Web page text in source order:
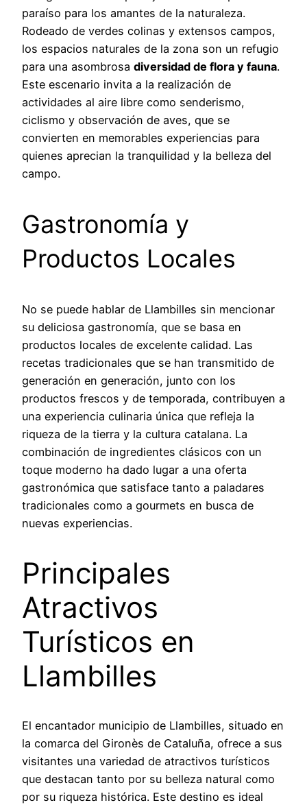
paraíso para los amantes de la naturaleza.
Rodeado de verdes colinas y extensos campos,
los espacios naturales de la zona son un refugio
para una asombrosa diversidad de flora y fauna.
Este escenario invita a la realización de
actividades al aire libre como senderismo,
ciclismo y observación de aves, que se
convierten en memorables experiencias para
quienes aprecian la tranquilidad y la belleza del
campo.
Gastronomía y
Productos Locales
No se puede hablar de Llambilles sin mencionar
su deliciosa gastronomía, que se basa en
productos locales de excelente calidad. Las
recetas tradicionales que se han transmitido de
generación en generación, junto con los
productos frescos y de temporada, contribuyen a
una experiencia culinaria única que refleja la
riqueza de la tierra y la cultura catalana. La
combinación de ingredientes clásicos con un
toque moderno ha dado lugar a una oferta
gastronómica que satisface tanto a paladares
tradicionales como a gourmets en busca de
nuevas experiencias.
Principales
Atractivos
Turísticos en
Llambilles
El encantador municipio de Llambilles, situado en
la comarca del Gironès de Cataluña, ofrece a sus
visitantes una variedad de atractivos turísticos
que destacan tanto por su belleza natural como
por su riqueza histórica. Este destino es ideal